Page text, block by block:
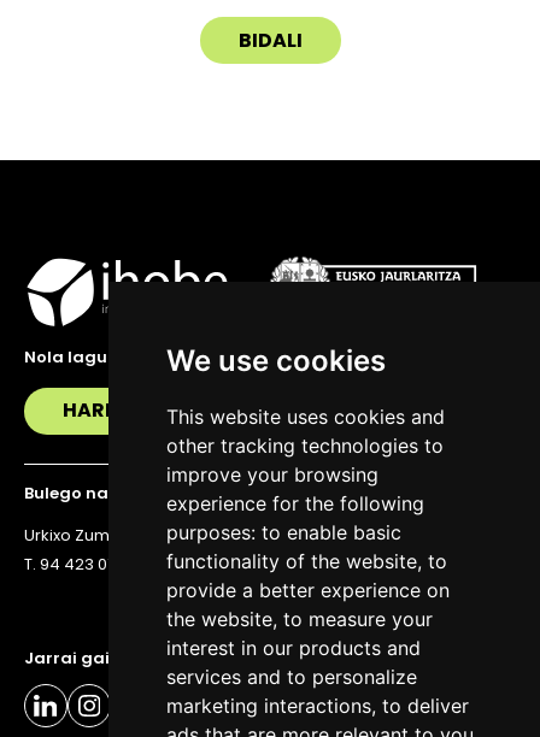
We use cookies
This website uses cookies and
other tracking technologies to
improve your browsing
experience for the following
purposes: to enable basic
functionality of the website, to
provide a better experience on
the website, to measure your
interest in our products and
services and to personalize
marketing interactions, to deliver
Jarrai gaitzazu eguneratuta egoteko
Nola lagundu zaitzakegu?
HARREMANETAN JARRI
Bulego nagusia
Urkixo Zumarkalea 36, 6. solairua, 48011 Bilbo
T. 94 423 07 43